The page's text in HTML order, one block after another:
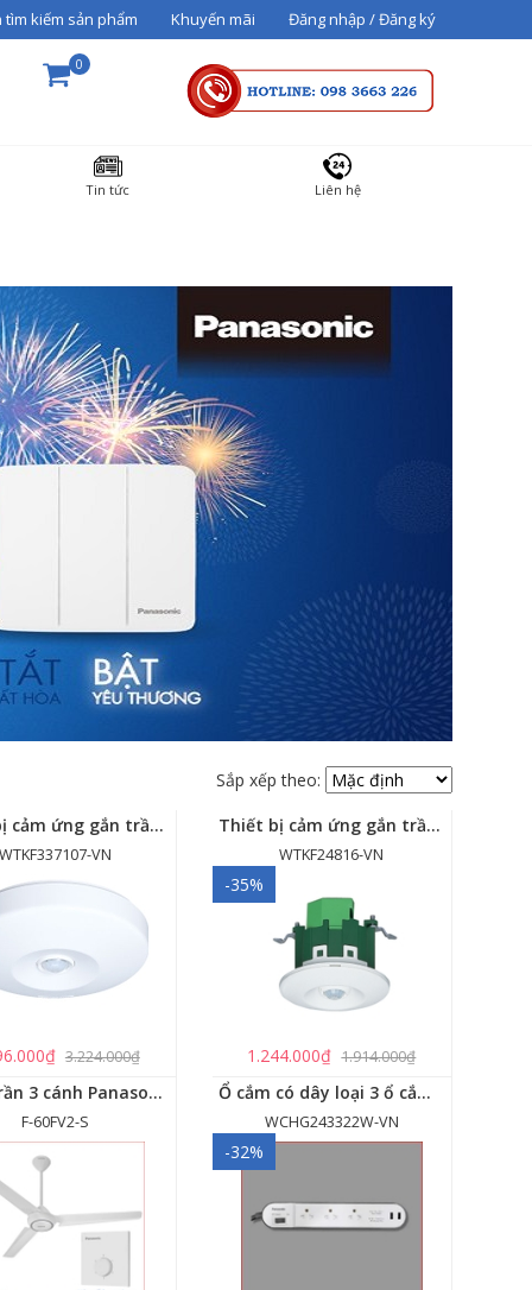
kiếm sản phẩm Khuyến mãi Đăng nhập / Đăng ký
0
Tin tức Liên hệ
Sắp xếp theo:
Thiết bị cảm ứng gắn trần - cảm biến góc rộng (loại nổi) - WTKF337107-VN
WTKF337107-VN
3.224.000₫
Thiết bị cảm ứng gắn trần (loại âm trần, cụm sensor chính) - WTKF24816-VN
WTKF24816-VN
-35%
1.244.000₫ 1.914.000₫
Quạt trần 3 cánh Panasonic F-60FV2
F-60FV2-S
Ổ cắm có dây loại 3 ổ cắm, 2 USB, 1 công tắc - WCHG243322W-VN
WCHG243322W-VN
-32%
THÀNH TIỀN
Tổng cộng:
3,600,000₫
THANH TOÁN